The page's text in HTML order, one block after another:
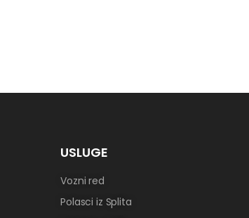
USLUGE
Vozni red
Polasci iz Splita